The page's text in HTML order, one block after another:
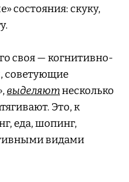
состояния: скуку,
своя — когнитивно-
советующие
выделяютнесколько
Это, к
еда, шопинг,
видами